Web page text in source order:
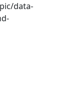
data-